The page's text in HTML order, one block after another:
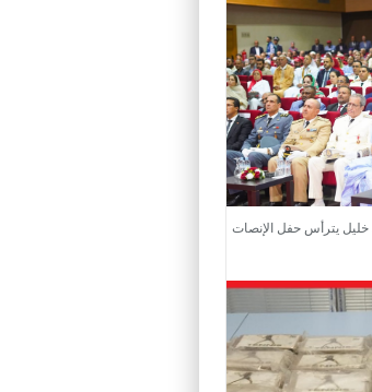
خليل يترأس حفل الإنصات